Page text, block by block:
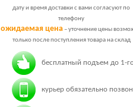
дату и время доставки с вами согласуют по
телефону
ожидаемая цена– уточнение цены
только после поступления товара на склад
бесплатный подъем до 1-
курьер обязательно